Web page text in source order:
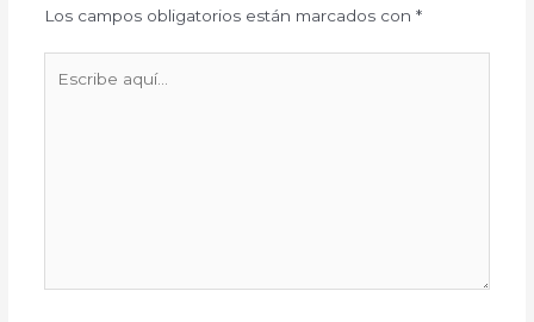
Los campos obligatorios están marcados con *
aquí...